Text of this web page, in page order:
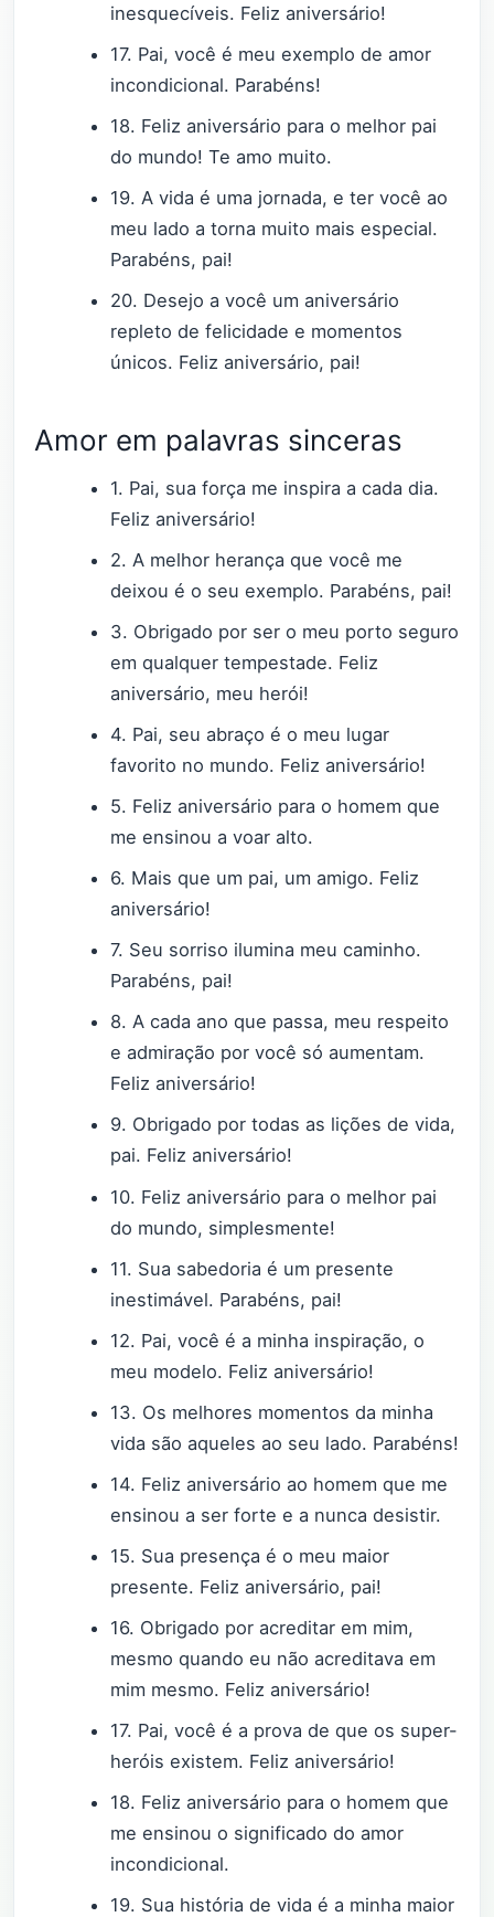
inesquecíveis. Feliz aniversário!
17. Pai, você é meu exemplo de amor
incondicional. Parabéns!
18. Feliz aniversário para o melhor pai
do mundo! Te amo muito.
19. A vida é uma jornada, e ter você ao
meu lado a torna muito mais especial.
Parabéns, pai!
20. Desejo a você um aniversário
repleto de felicidade e momentos
únicos. Feliz aniversário, pai!
Amor em palavras sinceras
1. Pai, sua força me inspira a cada dia.
Feliz aniversário!
2. A melhor herança que você me
deixou é o seu exemplo. Parabéns, pai!
3. Obrigado por ser o meu porto seguro
em qualquer tempestade. Feliz
aniversário, meu herói!
4. Pai, seu abraço é o meu lugar
favorito no mundo. Feliz aniversário!
5. Feliz aniversário para o homem que
me ensinou a voar alto.
6. Mais que um pai, um amigo. Feliz
aniversário!
7. Seu sorriso ilumina meu caminho.
Parabéns, pai!
8. A cada ano que passa, meu respeito
e admiração por você só aumentam.
Feliz aniversário!
9. Obrigado por todas as lições de vida,
pai. Feliz aniversário!
10. Feliz aniversário para o melhor pai
do mundo, simplesmente!
11. Sua sabedoria é um presente
inestimável. Parabéns, pai!
12. Pai, você é a minha inspiração, o
meu modelo. Feliz aniversário!
13. Os melhores momentos da minha
vida são aqueles ao seu lado. Parabéns!
14. Feliz aniversário ao homem que me
ensinou a ser forte e a nunca desistir.
15. Sua presença é o meu maior
presente. Feliz aniversário, pai!
16. Obrigado por acreditar em mim,
mesmo quando eu não acreditava em
mim mesmo. Feliz aniversário!
17. Pai, você é a prova de que os super-
heróis existem. Feliz aniversário!
18. Feliz aniversário para o homem que
me ensinou o significado do amor
incondicional.
19. Sua história de vida é a minha maior